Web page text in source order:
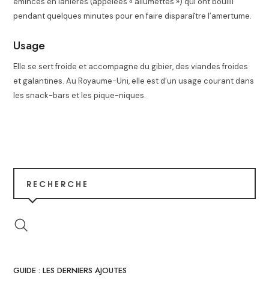
pendant quelques minutes pour en faire disparaître l’amertume.
Usage
Elle se sert froide et accompagne du gibier, des viandes froides
et galantines. Au Royaume-Uni, elle est d’un usage courant dans
les snack-bars et les pique-niques.
RECHERCHE
GUIDE : LES DERNIERS AJOUTES